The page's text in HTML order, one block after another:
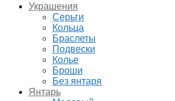
Украшения
Серьги
Кольца
Браслеты
Подвески
Колье
Броши
Без янтаря
Янтарь